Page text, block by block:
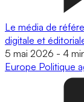
Le média de
digitale et
5 mai 2026 - 4
Europe Politique